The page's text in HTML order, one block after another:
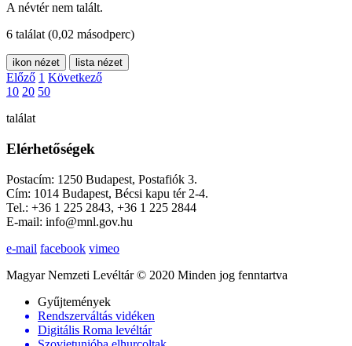
A névtér nem talált.
6 találat (0,02 másodperc)
ikon nézet lista nézet
Előző 1 Következő
10 20 50
találat
Elérhetőségek
Postacím: 1250 Budapest, Postafiók 3.
Cím: 1014 Budapest, Bécsi kapu tér 2-4.
Tel.: +36 1 225 2843, +36 1 225 2844
E-mail: info@mnl.gov.hu
e-mail facebook vimeo
Magyar Nemzeti Levéltár © 2020 Minden jog fenntartva
Gyűjtemények
Rendszerváltás vidéken
Digitális Roma levéltár